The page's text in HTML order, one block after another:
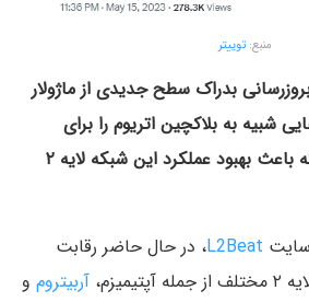
منبع:توییتر
بدراک سطح جدیدی از ماژولار
شبیه به بلاکچین اتریوم را برای
آپتیمیزم فراهم می‌کند که باعث بهبود عملکرد این شبکه لایه ۲
L2Beat، در حال حاضر رقابت
آربیتروم و